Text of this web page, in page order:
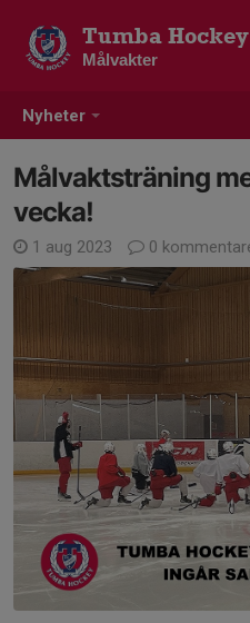
Nyheter
Tumba Hockey
Målvakter
Målvaktsträning
vecka!
1 aug 2023 0